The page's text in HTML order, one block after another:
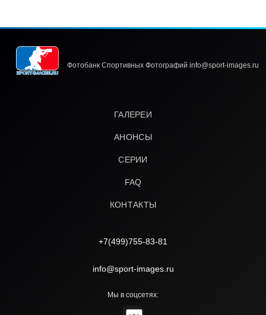
Фотобанк Спортивных Фотографий info@sport-images.ru
ГАЛЕРЕИ
АНОНСЫ
СЕРИИ
FAQ
КОНТАКТЫ
+7(499)755-83-81
info@sport-images.ru
Мы в соцсетях: